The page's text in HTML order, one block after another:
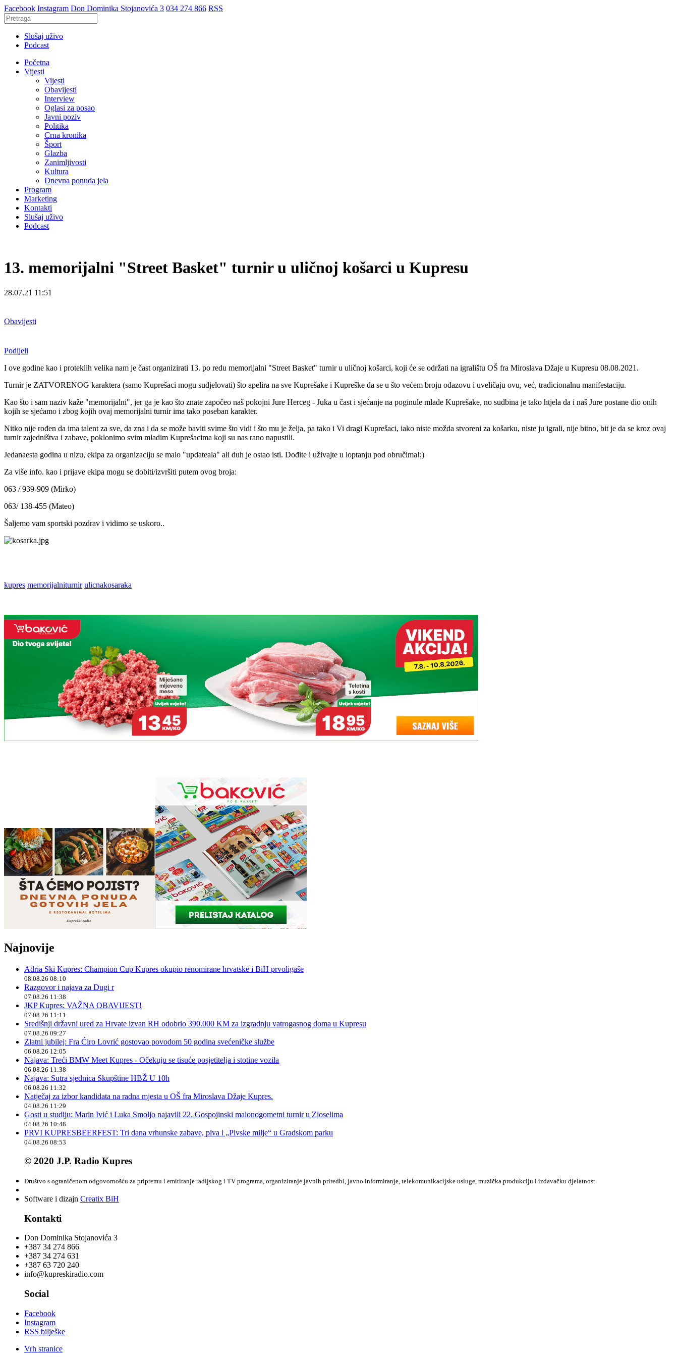
Facebook Instagram Don Dominika Stojanovića 3 034 274 866 RSS
Slušaj uživo
Podcast
Početna
Vijesti
Vijesti
Obavijesti
Interview
Oglasi za posao
Javni poziv
Politika
Crna kronika
Šport
Glazba
Zanimljivosti
Kultura
Dnevna ponuda jela
Program
Marketing
Kontakti
Slušaj uživo
Podcast
13. memorijalni "Street Basket" turnir u uličnoj košarci u Kupresu
28.07.21 11:51
Obavijesti
Podijeli
I ove godine kao i proteklih velika nam je čast organizirati 13. po redu memorijalni "Street Basket" turnir u uličnoj košarci, koji će se održati na igralištu OŠ fra Miroslava Džaje u Kupresu 08.08.2021.
Turnir je ZATVORENOG karaktera (samo Kuprešaci mogu sudjelovati) što apelira na sve Kuprešake i Kupreške da se u što većem broju odazovu i uveličaju ovu, već, tradicionalnu manifestaciju.
Kao što i sam naziv kaže "memorijalni", jer ga je kao što znate započeo naš pokojni Jure Herceg - Juka u čast i sjećanje na poginule mlade Kuprešake, no sudbina je tako htjela da i naš Jure postane dio onih
kojih se sjećamo i zbog kojih ovaj memorijalni turnir ima tako poseban karakter.
Nitko nije rođen da ima talent za sve, da zna i da se može baviti svime što vidi i što mu je želja, pa tako i Vi dragi Kuprešaci, iako niste možda stvoreni za košarku, niste ju igrali, nije bitno, bit je da se kroz ovaj
turnir zajedništva i zabave, poklonimo svim mladim Kuprešacima koji su nas rano napustili.
Jedanaesta godina u nizu, ekipa za organizaciju se malo "updateala" ali duh je ostao isti. Dođite i uživajte u loptanju pod obručima!;)
Za više info. kao i prijave ekipa mogu se dobiti/izvršiti putem ovog broja:
063 / 939-909 (Mirko)
063/ 138-455 (Mateo)
Šaljemo vam sportski pozdrav i vidimo se uskoro..
kupres memorijalniturnir ulicnakosaraka
Najnovije
Adria Ski Kupres: Champion Cup Kupres okupio renomirane hrvatske i BiH prvoligaše
08.08.26 08:10
Razgovor i najava za Dugi r
07.08.26 11:38
JKP Kupres: VAŽNA OBAVIJEST!
07.08.26 11:11
Središnji državni ured za Hrvate izvan RH odobrio 390.000 KM za izgradnju vatrogasnog doma u Kupresu
07.08.26 09:27
Zlatni jubilej: Fra Ćiro Lovrić gostovao povodom 50 godina svećeničke službe
06.08.26 12:05
Najava: Treći BMW Meet Kupres - Očekuju se tisuće posjetitelja i stotine vozila
06.08.26 11:38
Najava: Sutra sjednica Skupštine HBŽ U 10h
06.08.26 11:32
Natječaj za izbor kandidata na radna mjesta u OŠ fra Miroslava Džaje Kupres.
04.08.26 11:29
Gosti u studiju: Marin Ivić i Luka Smoljo najavili 22. Gospojinski malonogometni turnir u Zloselima
04.08.26 10:48
PRVI KUPRESBEERFEST: Tri dana vrhunske zabave, piva i „Pivske milje“ u Gradskom parku
04.08.26 08:53
© 2020 J.P. Radio Kupres
Društvo s ograničenom odgovornošću za pripremu i emitiranje radijskog i TV programa, organiziranje javnih priredbi, javno informiranje, telekomunikacijske usluge, muzička produkciju i izdavačku djelatnost.
Software i dizajn Creatix BiH
Kontakti
Don Dominika Stojanovića 3
+387 34 274 866
+387 34 274 631
+387 63 720 240
info@kupreskiradio.com
Social
Facebook
Instagram
RSS bilješke
Vrh stranice